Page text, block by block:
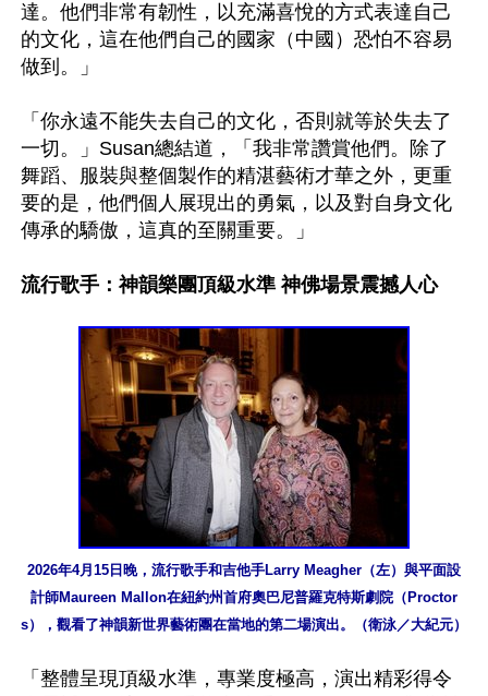
達。他們非常有韌性，以充滿喜悅的方式表達自己
的文化，這在他們自己的國家（中國）恐怕不容易
做到。」
「你永遠不能失去自己的文化，否則就等於失去了
一切。」Susan總結道，「我非常讚賞他們。除了
舞蹈、服裝與整個製作的精湛藝術才華之外，更重
要的是，他們個人展現出的勇氣，以及對自身文化
傳承的驕傲，這真的至關重要。」
流行歌手：神韻樂團頂級水準 神佛場景震撼人心
2026年4月15日晚，流行歌手和吉他手Larry Meagher（左）與平面設
計師Maureen Mallon在紐約州首府奧巴尼普羅克特斯劇院（Proctor
s），觀看了神韻新世界藝術團在當地的第二場演出。（衛泳／大紀元）
「整體呈現頂級水準，專業度極高，演出精彩得令